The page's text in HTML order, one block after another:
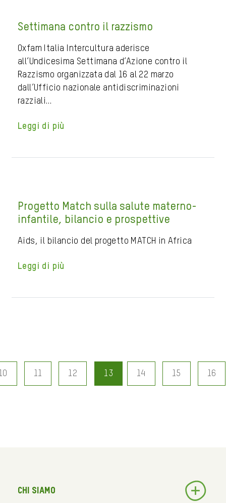
Settimana contro il razzismo
Oxfam Italia Intercultura aderisce
all’Undicesima Settimana d’Azione contro il
Razzismo organizzata dal 16 al 22 marzo
dall’Ufficio nazionale antidiscriminazioni
razziali…
Leggi di più
Progetto Match sulla salute materno-
infantile, bilancio e prospettive
Aids, il bilancio del progetto MATCH in Africa
Leggi di più
11 12 13 14 15 16
Chi siamo